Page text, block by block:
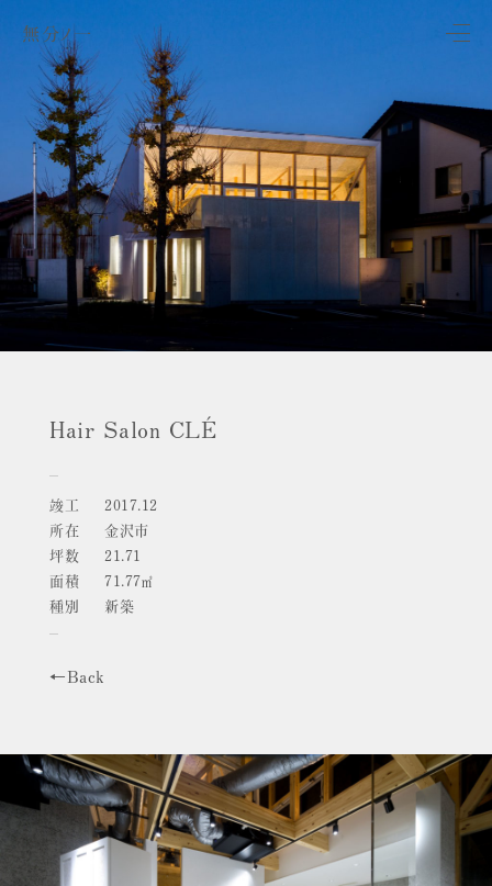
無分ノ一
Hair Salon CLÉ
竣工
2017.12
所在
金沢市
坪数
21.71
面積
71.77㎡
種別
新築
←Back